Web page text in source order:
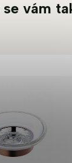
vám